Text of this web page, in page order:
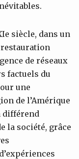
siècle, dans un
de réseaux
factuels du
une
de l’Amérique
différend
la société, grâce